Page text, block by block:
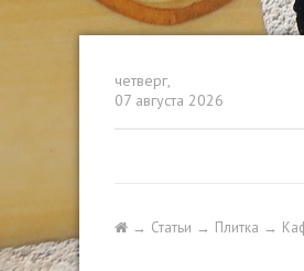
четверг,
07 августа 2026
Статьи Плитка